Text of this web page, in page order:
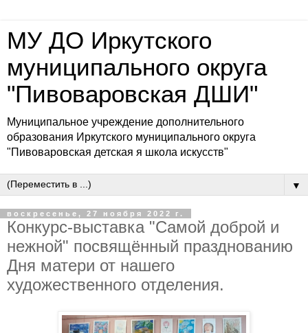
МУ ДО Иркутского
муниципального округа
"Пивоваровская ДШИ"
Муниципальное учреждение дополнительного
образования Иркутского муниципального округа
"Пивоваровская детская я школа искусств"
▼
воскресенье, 27 ноября 2022 г.
Конкурс-выставка "Самой доброй и
нежной" посвящённый празднованию
Дня матери от нашего
художественного отделения.